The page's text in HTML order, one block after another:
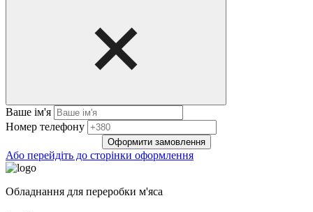
Ваше ім'я
Нoмep тeлeфoнy
Оформити замовлення
Або перейдіть до сторінки оформлення
Обладнання для переробки м'яса